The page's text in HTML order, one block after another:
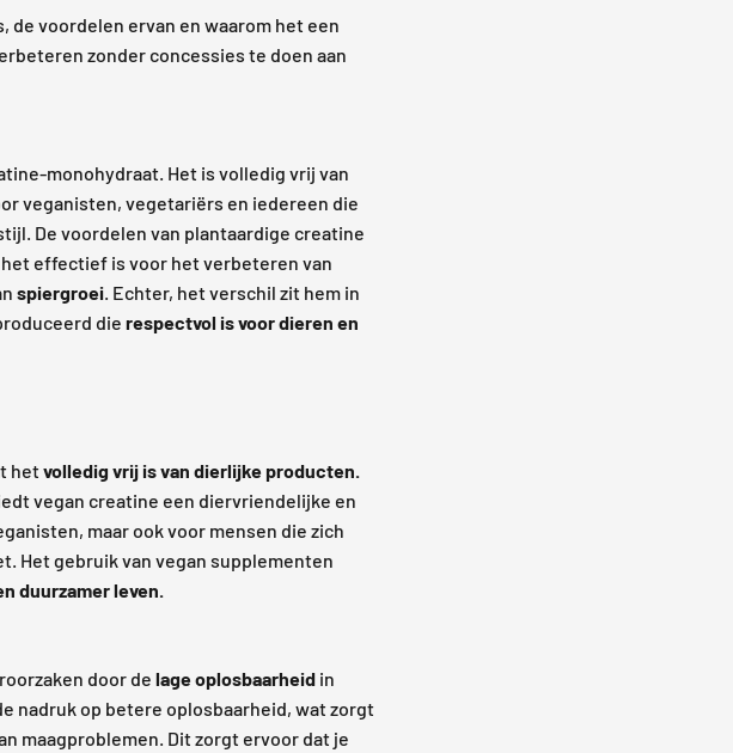
de voordelen ervan en waarom het een
zonder concessies te doen aan
monohydraat. Het is volledig vrij van
veganisten, vegetariërs en iedereen die
De voordelen van plantaardige creatine
effectief is voor het verbeteren van
spiergroei . Echter, het verschil zit hem in
die respectvol is voor dieren en
hetvolledig vrij is van dierlijke producten.
vegan creatine een diervriendelijke en
maar ook voor mensen die zich
Het gebruik van vegan supplementen
duurzamer leven.
door de lage oplosbaarheid in
nadruk op betere oplosbaarheid, wat zorgt
maagproblemen. Dit zorgt ervoor dat je